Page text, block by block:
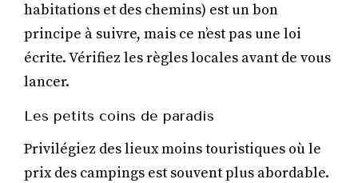
habitations et des chemins) est un bon
principe à suivre, mais ce n’est pas une loi
écrite. Vérifiez les règles locales avant de vous
lancer.
Les petits coins de paradis
Privilégiez des lieux moins touristiques où le
prix des campings est souvent plus abordable.